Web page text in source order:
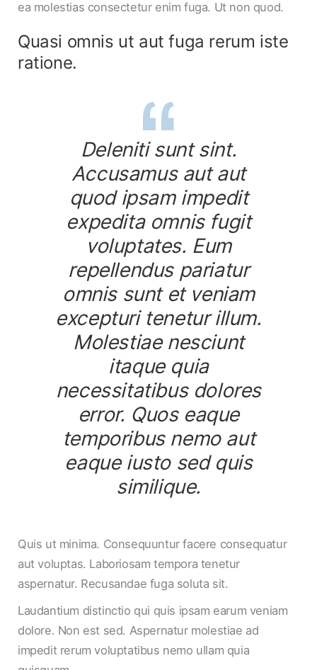
ea molestias consectetur enim fuga. Ut non quod.
Quasi omnis ut aut fuga rerum iste
ratione.
Deleniti sunt sint.
Accusamus aut aut
quod ipsam impedit
expedita omnis fugit
voluptates. Eum
repellendus pariatur
omnis sunt et veniam
excepturi tenetur illum.
Molestiae nesciunt
itaque quia
necessitatibus dolores
error. Quos eaque
temporibus nemo aut
eaque iusto sed quis
similique.
Quis ut minima. Consequuntur facere consequatur
aut voluptas. Laboriosam tempora tenetur
aspernatur. Recusandae fuga soluta sit.
Laudantium distinctio qui quis ipsam earum veniam
dolore. Non est sed. Aspernatur molestiae ad
impedit rerum voluptatibus nemo ullam quia